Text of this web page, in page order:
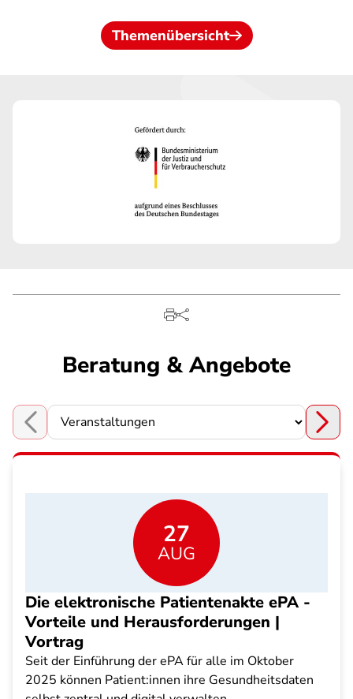
Themenübersicht
Beratung & Angebote
Choose a section
27
AUG
Die elektronische Patientenakte ePA -
Vorteile und Herausforderungen |
Vortrag
Seit der Einführung der ePA für alle im Oktober
2025 können Patient:innen ihre Gesundheitsdaten